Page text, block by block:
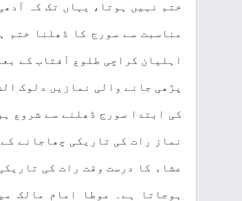
مناسبت سے سورج کا ڈھلنا ختم
اہلیان کراچی طلوع آفتاب کے
پڑھی جانے والی نمازیں دلوک
کی ابتدا سورج ڈھلنے سے شروع
نماز رات کی تاریکی چھاجانے
عشاء کا درست وقت رات کی
ہوجاتا ہے۔ موطا امام مالک